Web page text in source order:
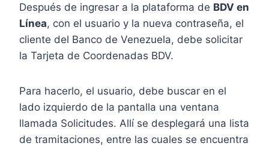
Después de ingresar a la plataforma de BDV en
Línea, con el usuario y la nueva contraseña, el
cliente del Banco de Venezuela, debe solicitar
la Tarjeta de Coordenadas BDV.
Para hacerlo, el usuario, debe buscar en el
lado izquierdo de la pantalla una ventana
llamada Solicitudes. Allí se desplegará una lista
de tramitaciones, entre las cuales se encuentra